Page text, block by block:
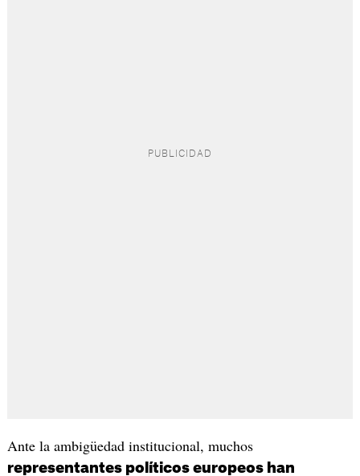
Ante la ambigüedad institucional, muchos
representantes políticos europeos han